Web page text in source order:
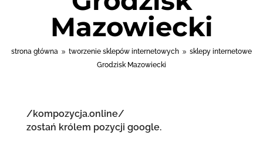
Mazowiecki
strona główna 9 tworzenie sklepów internetowych 9 sklepy internetowe
Grodzisk Mazowiecki
/kompozycja.online/
zostań królem pozycji google.